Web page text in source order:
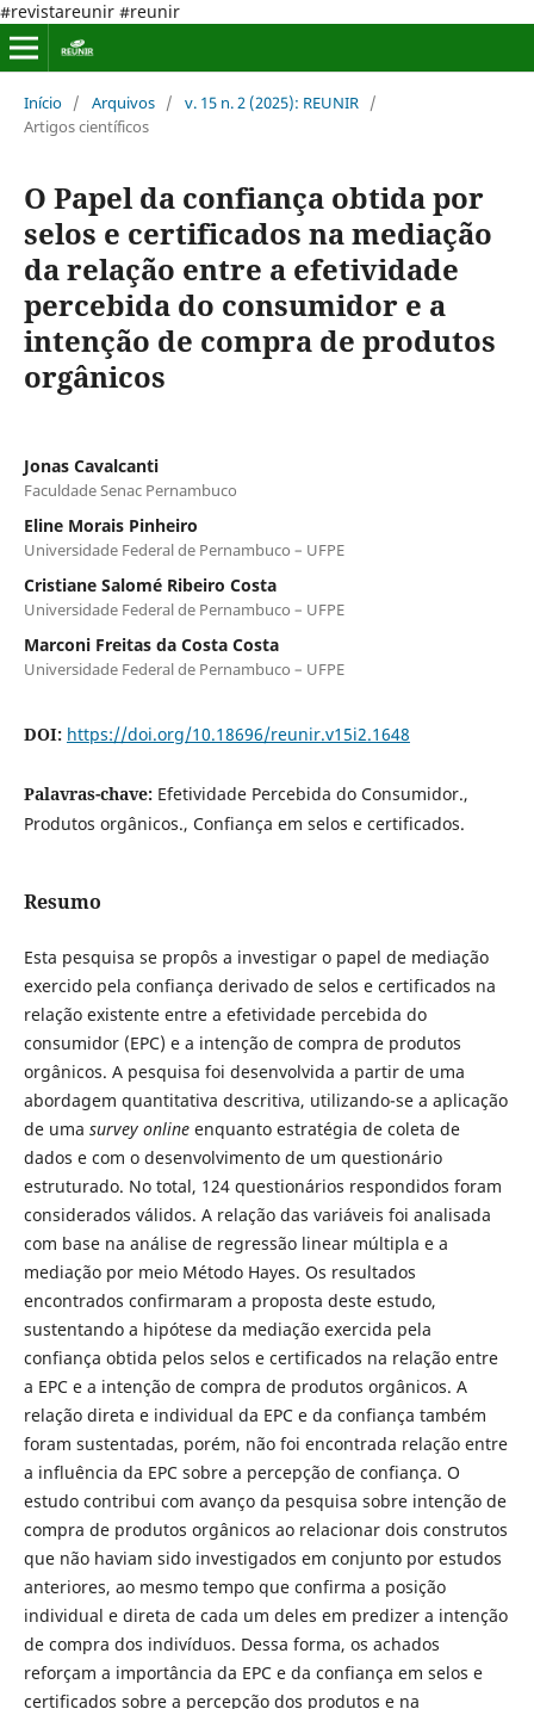
#revistareunir #reunir
Início / Arquivos / v. 15 n. 2 (2025): REUNIR /
Artigos científicos
O Papel da confiança obtida por
selos e certificados na mediação
da relação entre a efetividade
percebida do consumidor e a
intenção de compra de produtos
orgânicos
Jonas Cavalcanti
Faculdade Senac Pernambuco
Eline Morais Pinheiro
Universidade Federal de Pernambuco – UFPE
Cristiane Salomé Ribeiro Costa
Universidade Federal de Pernambuco – UFPE
Marconi Freitas da Costa Costa
Universidade Federal de Pernambuco – UFPE
DOI: https://doi.org/10.18696/reunir.v15i2.1648
Palavras-chave: Efetividade Percebida do Consumidor.,
Produtos orgânicos., Confiança em selos e certificados.
Resumo
Esta pesquisa se propôs a investigar o papel de mediação
exercido pela confiança derivado de selos e certificados na
relação existente entre a efetividade percebida do
consumidor (EPC) e a intenção de compra de produtos
orgânicos. A pesquisa foi desenvolvida a partir de uma
abordagem quantitativa descritiva, utilizando-se a aplicação
de uma survey onlineenquanto estratégia de coleta de
dados e com o desenvolvimento de um questionário
estruturado. No total, 124 questionários respondidos foram
considerados válidos. A relação das variáveis foi analisada
com base na análise de regressão linear múltipla e a
mediação por meio Método Hayes. Os resultados
encontrados confirmaram a proposta deste estudo,
sustentando a hipótese da mediação exercida pela
confiança obtida pelos selos e certificados na relação entre
a EPC e a intenção de compra de produtos orgânicos. A
relação direta e individual da EPC e da confiança também
foram sustentadas, porém, não foi encontrada relação entre
a influência da EPC sobre a percepção de confiança. O
estudo contribui com avanço da pesquisa sobre intenção de
compra de produtos orgânicos ao relacionar dois construtos
que não haviam sido investigados em conjunto por estudos
anteriores, ao mesmo tempo que confirma a posição
individual e direta de cada um deles em predizer a intenção
de compra dos indivíduos. Dessa forma, os achados
reforçam a importância da EPC e da confiança em selos e
certificados sobre a percepção dos produtos e na